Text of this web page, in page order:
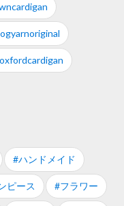
#ハンドメイド
ピース #フラワー